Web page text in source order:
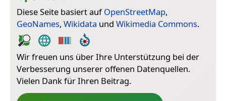
Diese Seite basiert aufOpenStreetMap,
GeoNames, Wikidata und Wikimedia Commons.
Wir freuen uns über Ihre Unterstützung bei der
Verbesserung unserer offenen Datenquellen.
Vielen Dank für Ihren Beitrag.